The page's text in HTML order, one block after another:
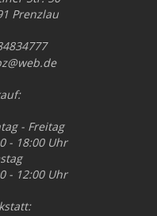
Prenzlau
- Freitag
- 18:00 Uhr
- 12:00 Uhr